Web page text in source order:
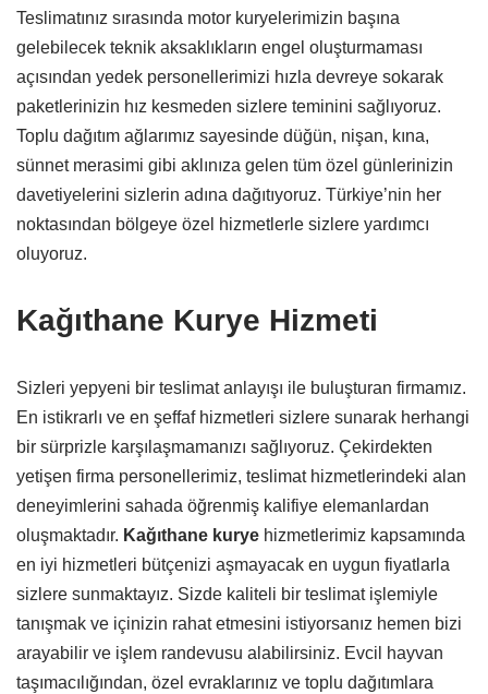
Teslimatınız sırasında motor kuryelerimizin başına
gelebilecek teknik aksaklıkların engel oluşturmaması
açısından yedek personellerimizi hızla devreye sokarak
paketlerinizin hız kesmeden sizlere teminini sağlıyoruz.
Toplu dağıtım ağlarımız sayesinde düğün, nişan, kına,
sünnet merasimi gibi aklınıza gelen tüm özel günlerinizin
davetiyelerini sizlerin adına dağıtıyoruz. Türkiye’nin her
noktasından bölgeye özel hizmetlerle sizlere yardımcı
oluyoruz.
Kağıthane Kurye Hizmeti
Sizleri yepyeni bir teslimat anlayışı ile buluşturan firmamız.
En istikrarlı ve en şeffaf hizmetleri sizlere sunarak herhangi
bir sürprizle karşılaşmamanızı sağlıyoruz. Çekirdekten
yetişen firma personellerimiz, teslimat hizmetlerindeki alan
deneyimlerini sahada öğrenmiş kalifiye elemanlardan
oluşmaktadır. Kağıthane kurye hizmetlerimiz kapsamında
en iyi hizmetleri bütçenizi aşmayacak en uygun fiyatlarla
sizlere sunmaktayız. Sizde kaliteli bir teslimat işlemiyle
tanışmak ve içinizin rahat etmesini istiyorsanız hemen bizi
arayabilir ve işlem randevusu alabilirsiniz. Evcil hayvan
taşımacılığından, özel evraklarınız ve toplu dağıtımlara